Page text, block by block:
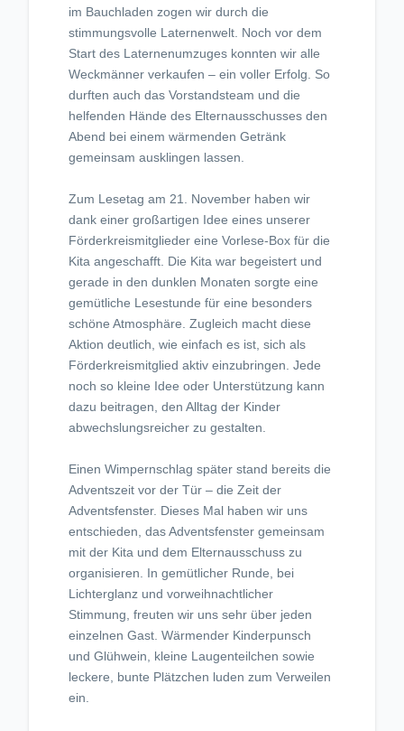
im Bauchladen zogen wir durch die
stimmungsvolle Laternenwelt. Noch vor dem
Start des Laternenumzuges konnten wir alle
Weckmänner verkaufen – ein voller Erfolg. So
durften auch das Vorstandsteam und die
helfenden Hände des Elternausschusses den
Abend bei einem wärmenden Getränk
gemeinsam ausklingen lassen.
Zum Lesetag am 21. November haben wir
dank einer großartigen Idee eines unserer
Förderkreismitglieder eine Vorlese-Box für die
Kita angeschafft. Die Kita war begeistert und
gerade in den dunklen Monaten sorgte eine
gemütliche Lesestunde für eine besonders
schöne Atmosphäre. Zugleich macht diese
Aktion deutlich, wie einfach es ist, sich als
Förderkreismitglied aktiv einzubringen. Jede
noch so kleine Idee oder Unterstützung kann
dazu beitragen, den Alltag der Kinder
abwechslungsreicher zu gestalten.
Einen Wimpernschlag später stand bereits die
Adventszeit vor der Tür – die Zeit der
Adventsfenster. Dieses Mal haben wir uns
entschieden, das Adventsfenster gemeinsam
mit der Kita und dem Elternausschuss zu
organisieren. In gemütlicher Runde, bei
Lichterglanz und vorweihnachtlicher
Stimmung, freuten wir uns sehr über jeden
einzelnen Gast. Wärmender Kinderpunsch
und Glühwein, kleine Laugen­teilchen sowie
leckere, bunte Plätzchen luden zum Verweilen
ein.